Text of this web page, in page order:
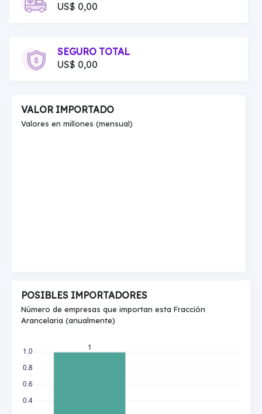
US$ 0,00
SEGURO TOTAL
US$ 0,00
VALOR IMPORTADO
Valores en millones (mensual)
POSIBLES IMPORTADORES
Número de empresas que importan esta Fracción
Arancelaria (anualmente)